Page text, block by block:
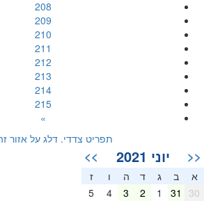
208
209
210
211
212
213
214
215
»
תפריט צדדי. דלג על אזור זה
<< יוני 2021 >>
א ב ג ד ה
ז
30
31
2
3
4
5